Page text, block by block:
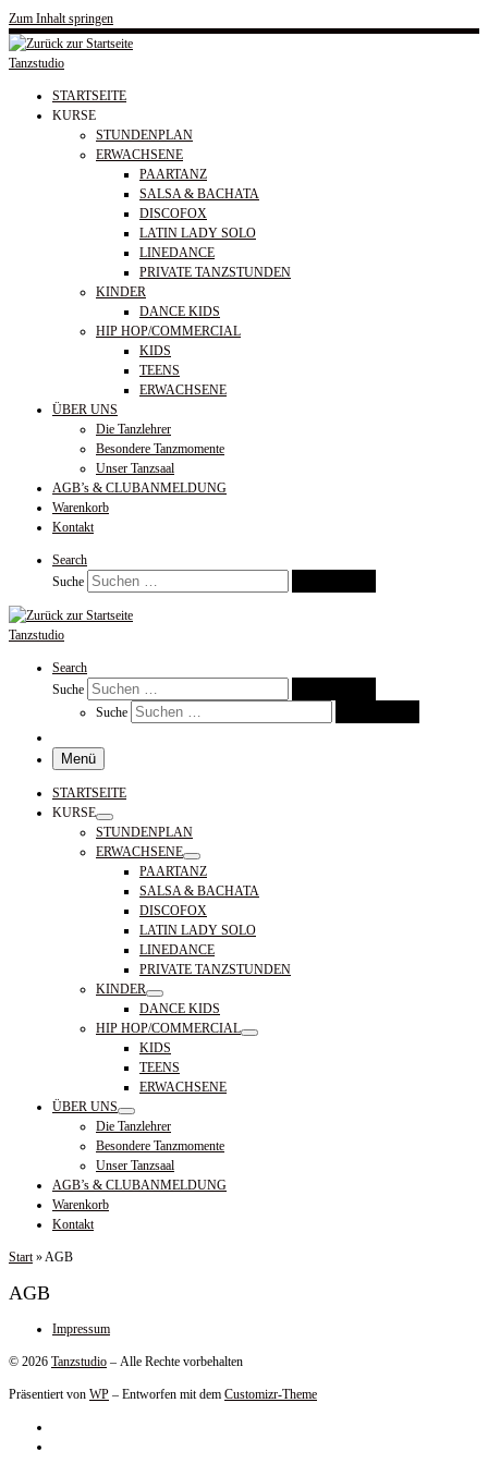
Zum Inhalt springen
Tanzstudio
STARTSEITE
KURSE
STUNDENPLAN
ERWACHSENE
PAARTANZ
SALSA & BACHATA
DISCOFOX
LATIN LADY SOLO
LINEDANCE
PRIVATE TANZSTUNDEN
KINDER
DANCE KIDS
HIP HOP/COMMERCIAL
KIDS
TEENS
ERWACHSENE
ÜBER UNS
Die Tanzlehrer
Besondere Tanzmomente
Unser Tanzsaal
AGB’s & CLUBANMELDUNG
Warenkorb
Kontakt
Search
Suche
Tanzstudio
Search
Suche
Suche
Menü
STARTSEITE
KURSE
STUNDENPLAN
ERWACHSENE
PAARTANZ
SALSA & BACHATA
DISCOFOX
LATIN LADY SOLO
LINEDANCE
PRIVATE TANZSTUNDEN
KINDER
DANCE KIDS
HIP HOP/COMMERCIAL
KIDS
TEENS
ERWACHSENE
ÜBER UNS
Die Tanzlehrer
Besondere Tanzmomente
Unser Tanzsaal
AGB’s & CLUBANMELDUNG
Warenkorb
Kontakt
Start »AGB
AGB
Impressum
© 2026 Tanzstudio – Alle Rechte vorbehalten
Präsentiert von WP – Entworfen mit dem Customizr-Theme